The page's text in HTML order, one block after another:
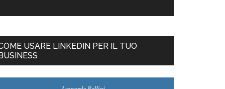
USARE LINKEDIN PER IL TUO